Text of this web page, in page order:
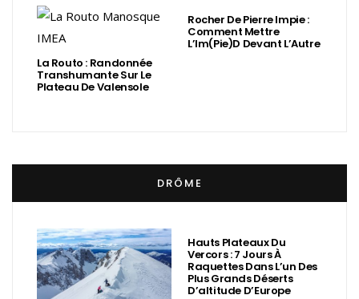
La Routo : Randonnée
Transhumante Sur Le
Plateau De Valensole
Rocher De Pierre Impie :
Comment Mettre
L’Im(Pie)d Devant L’Autre
DRÔME
Hauts Plateaux Du
Vercors : 7 Jours À
Raquettes Dans L’un Des
Plus Grands Déserts
D’altitude D’Europe